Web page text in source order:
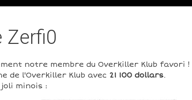
Zerfi0
notre membre du Overkiller Klub favori
de l'Overkiller Klub avec 21 100 dollars.
minois :